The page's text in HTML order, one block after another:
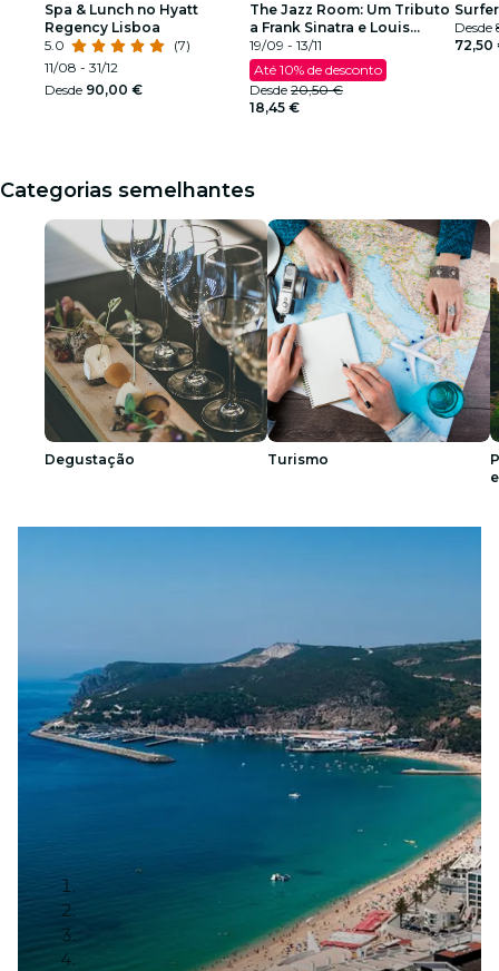
Spa & Lunch no Hyatt
Regency Lisboa
5.0
(7)
11/08 - 31/12
Desde 90,00 €
The Jazz Room: Um Tributo
a Frank Sinatra e Louis
Armstrong
19/09 - 13/11
Até 10% de desconto
Desde 20,50 €
18,45 €
Desde
72,50
Categorias semelhantes
Degustação Turismo